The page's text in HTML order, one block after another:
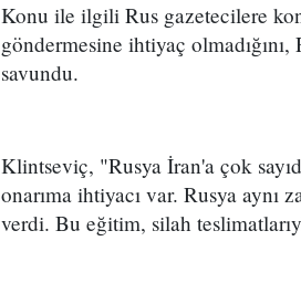
Konu ile ilgili Rus gazetecilere
göndermesine ihtiyaç
savundu.
Klintseviç, "Rusya İran'a çok
onarıma ihtiyacı var. Rusya aynı
verdi. Bu eğitim, silah